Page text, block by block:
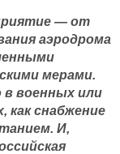
— от
аэродрома
мерами.
военных или
как снабжение
И,